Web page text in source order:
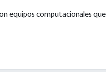
equipos computacionales que